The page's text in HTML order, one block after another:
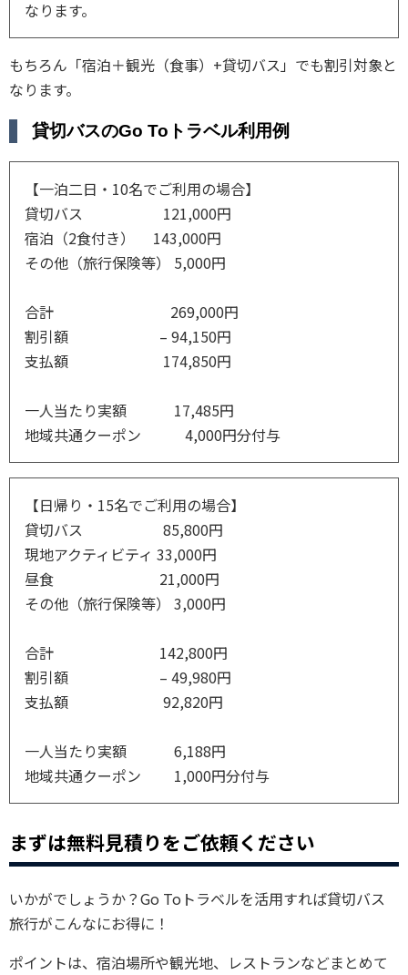
なります。
もちろん「宿泊＋観光（食事）+貸切バス」でも割引対象と
なります。
貸切バスのGo Toトラベル利用例
【一泊二日・10名でご利用の場合】
貸切バス 121,000円
宿泊（2食付き） 143,000円
その他（旅行保険等） 5,000円
合計 269,000円
割引額 – 94,150円
支払額 174,850円
一人当たり実額 17,485円
地域共通クーポン 4,000円分付与
【日帰り・15名でご利用の場合】
貸切バス 85,800円
現地アクティビティ 33,000円
昼食 21,000円
その他（旅行保険等） 3,000円
合計 142,800円
割引額 – 49,980円
支払額 92,820円
一人当たり実額 6,188円
地域共通クーポン 1,000円分付与
まずは無料見積りをご依頼ください
いかがでしょうか？Go Toトラベルを活用すれば貸切バス
旅行がこんなにお得に！
ポイントは、宿泊場所や観光地、レストランなどまとめて